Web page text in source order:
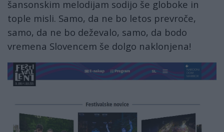
šansonskim melodijam sodijo še globoke in
tople misli. Samo, da ne bo letos prevroče,
samo, da ne bo deževalo, samo, da bodo
vremena Slovencem še dolgo naklonjena!
lent4.jpg